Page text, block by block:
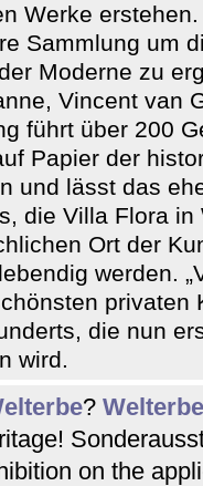
Werke
Sammlung um
Moderne zu
Vincent van
führt über 200
Papier der
und lässt das
die Villa Flora
Ort der
werden.
privaten
die nun
wird.
? Welterbe
on the